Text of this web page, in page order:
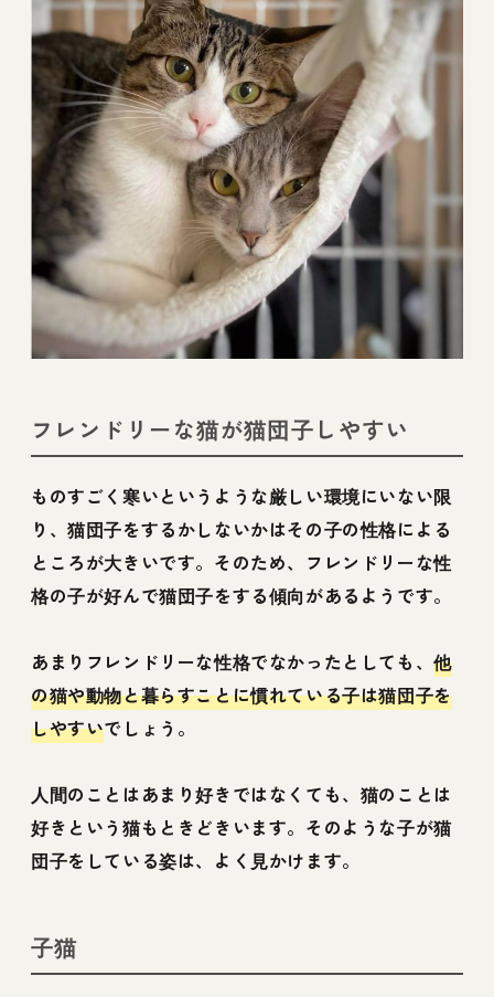
フレンドリーな猫が猫団子しやすい
ものすごく寒いというような厳しい環境にいない限
り、猫団子をするかしないかはその子の性格による
ところが大きいです。そのため、フレンドリーな性
格の子が好んで猫団子をする傾向があるようです。
あまりフレンドリーな性格でなかったとしても、他
の猫や動物と暮らすことに慣れている子は猫団子を
しやすいでしょう。
人間のことはあまり好きではなくても、猫のことは
好きという猫もときどきいます。そのような子が猫
団子をしている姿は、よく見かけます。
子猫